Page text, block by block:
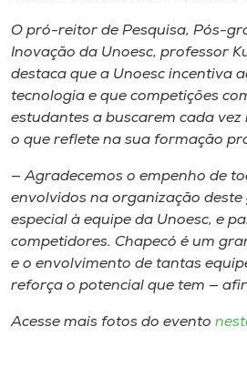
O pró-reitor de Pesquisa, Pós-
Inovação da Unoesc, professor
destaca que a Unoesc incentiva
tecnologia e que competições
estudantes a buscarem cada vez
o que reflete na sua formação
— Agradecemos o empenho de
envolvidos na organização deste
especial à equipe da Unoesc, e
competidores. Chapecó é um
e o envolvimento de tantas
reforça o potencial que tem —
Acesse mais fotos do evento